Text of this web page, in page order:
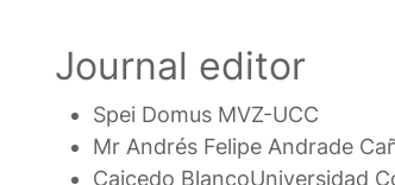
Journal editor
Spei Domus MVZ-UCC
Mr Andrés Felipe Andrade
Caicedo BlancoUniversidad